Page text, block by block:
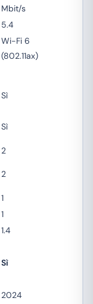
Mbit/s
5.4
Wi-Fi 6
(802.11ax)
Sì
Sì
2
2
1
1
1.4
Sì
2024